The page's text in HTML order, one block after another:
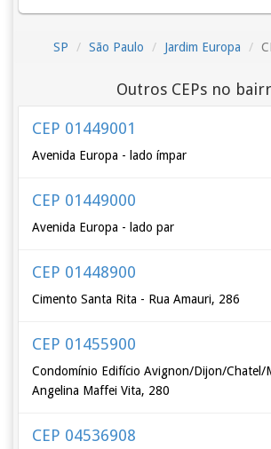
SP São Paulo Jardim Europa
Outros CEPs no
CEP 01449001
Avenida Europa - lado ímpar
CEP 01449000
Avenida Europa - lado par
CEP 01448900
Cimento Santa Rita - Rua Amauri, 286
CEP 01455900
Condomínio Edifício Avignon/Dijon/Chatel/
Angelina Maffei Vita, 280
CEP 04536908